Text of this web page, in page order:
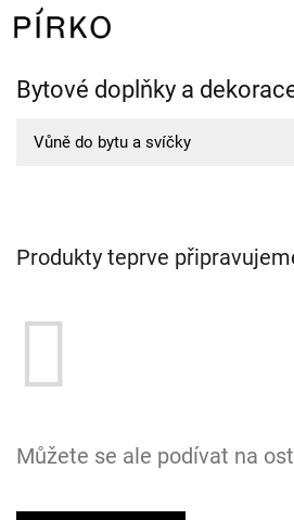
PřejítBytové doplňky a
Vůně do bytu a svíčky
Produkty teprve
Můžete se ale podívat na